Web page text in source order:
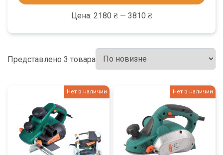
Цена: 2180 ₴— 3810 ₴
Представлено 3 товара
Нет в наличии Нет в наличии